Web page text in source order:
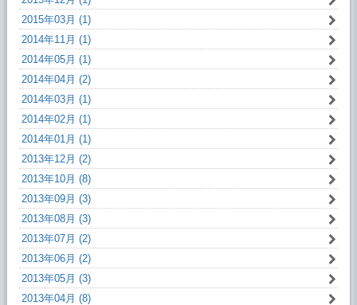
2015年03月 (1)
2014年11月 (1)
2014年05月 (1)
2014年04月 (2)
2014年03月 (1)
2014年02月 (1)
2014年01月 (1)
2013年12月 (2)
2013年10月 (8)
2013年09月 (3)
2013年08月 (3)
2013年07月 (2)
2013年06月 (2)
2013年05月 (3)
2013年04月 (8)